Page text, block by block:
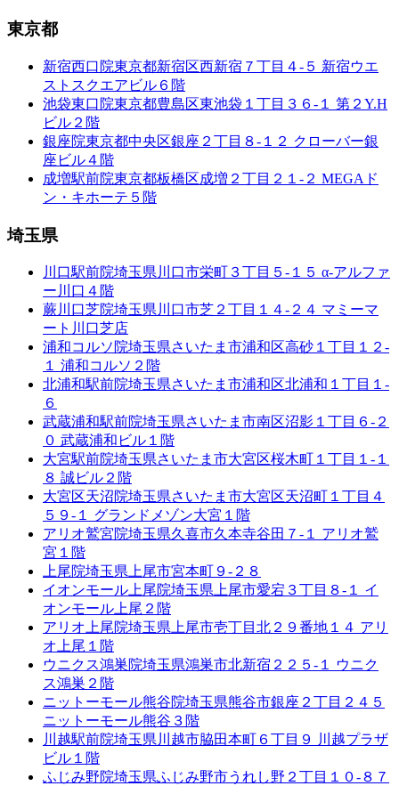
東京都
新宿西口院東京都新宿区西新宿７丁目４-５ 新宿ウエ
ストスクエアビル６階
池袋東口院東京都豊島区東池袋１丁目３６-１ 第２Y.H
ビル２階
銀座院東京都中央区銀座２丁目８-１２ クローバー銀
座ビル４階
成増駅前院東京都板橋区成増２丁目２１-２ MEGAド
ン・キホーテ５階
埼玉県
川口駅前院埼玉県川口市栄町３丁目５-１５ α-アルファ
ー川口４階
蕨川口芝院埼玉県川口市芝２丁目１４-２４ マミーマ
ート川口芝店
浦和コルソ院埼玉県さいたま市浦和区高砂１丁目１２-
１ 浦和コルソ２階
北浦和駅前院埼玉県さいたま市浦和区北浦和１丁目１-
６
武蔵浦和駅前院埼玉県さいたま市南区沼影１丁目６-２
０ 武蔵浦和ビル１階
大宮駅前院埼玉県さいたま市大宮区桜木町１丁目１-１
８ 誠ビル２階
大宮区天沼院埼玉県さいたま市大宮区天沼町１丁目４
５９-１ グランドメゾン大宮１階
アリオ鷲宮院埼玉県久喜市久本寺谷田７-１ アリオ鷲
宮１階
上尾院埼玉県上尾市宮本町９-２８
イオンモール上尾院埼玉県上尾市愛宕３丁目８-１ イ
オンモール上尾２階
アリオ上尾院埼玉県上尾市壱丁目北２９番地１４ アリ
オ上尾１階
ウニクス鴻巣院埼玉県鴻巣市北新宿２２５-１ ウニク
ス鴻巣２階
ニットーモール熊谷院埼玉県熊谷市銀座２丁目２４５
ニットーモール熊谷３階
川越駅前院埼玉県川越市脇田本町６丁目９ 川越プラザ
ビル１階
ふじみ野院埼玉県ふじみ野市うれし野２丁目１０-８７